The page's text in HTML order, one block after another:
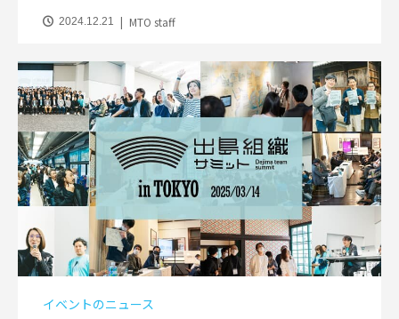
2024.12.21 MTO staff
イベントのニュース